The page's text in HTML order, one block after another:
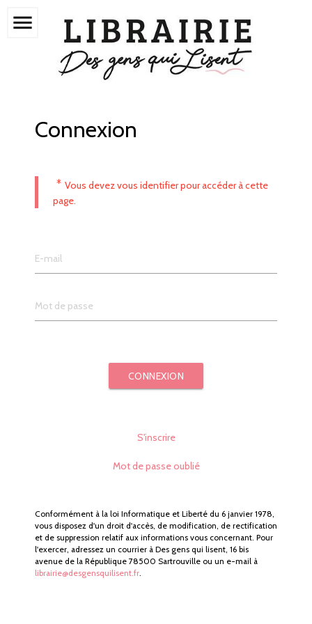
menu
Connexion
* Vous devez vous identifier pour accéder à cette
page.
CONNEXION
S'inscrire
Mot de passe oublié
Conformément à la loi Informatique et Liberté du 6 janvier 1978,
vous disposez d'un droit d'accès, de modification, de rectification
et de suppression relatif aux informations vous concernant. Pour
l'exercer, adressez un courrier à Des gens qui lisent, 16 bis
avenue de la République 78500 Sartrouville ou un e-mail à
librairie@desgensquilisent.fr